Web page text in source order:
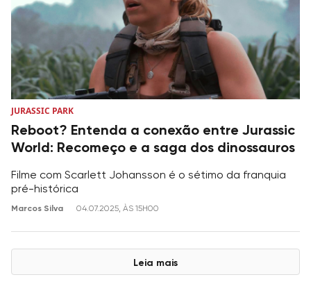
JURASSIC PARK
Reboot? Entenda a conexão entre Jurassic
World: Recomeço e a saga dos dinossauros
Filme com Scarlett Johansson é o sétimo da franquia
pré-histórica
Marcos Silva 04.07.2025, ÀS 15H00
Leia mais